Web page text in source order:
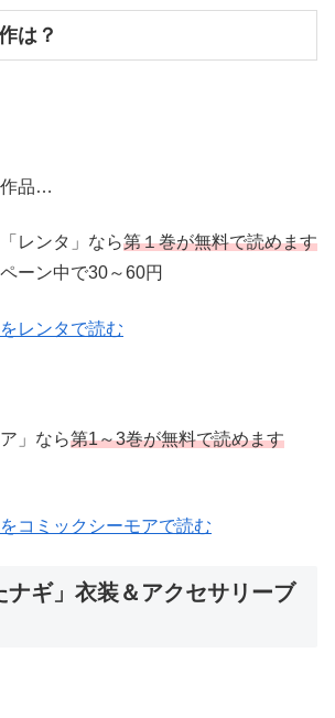
は？
作品…
レンタ」なら第１巻が無料で読めます
ーン中で30～60円
レンタで読む
」なら第1～3巻が無料で読めます
コミックシーモアで読む
ナギ」衣装＆アクセサリーブ